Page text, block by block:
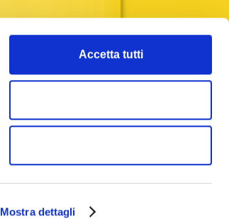
Mostra dettagli
Accetta tutti